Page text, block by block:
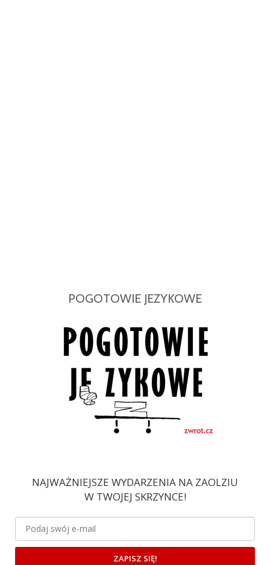
POGOTOWIE JEZYKOWE
NAJWAŻNIEJSZE WYDARZENIA NA ZAOLZIU
W TWOJEJ SKRZYNCE!
ZAPISZ SIĘ!